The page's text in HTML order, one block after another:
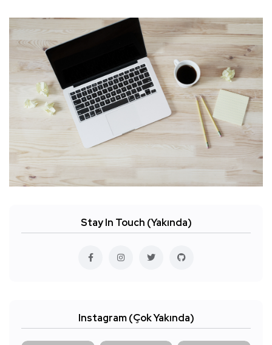
Stay In Touch (Yakında)
Instagram (Çok Yakında)